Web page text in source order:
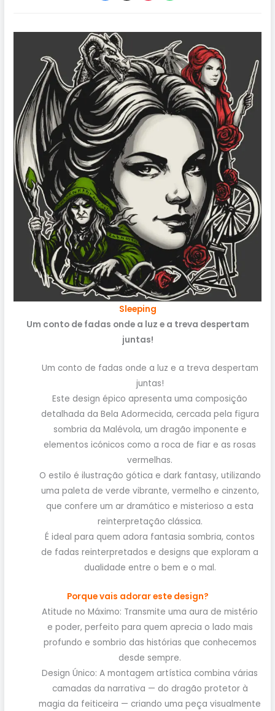
Sleeping
Um conto de fadas onde a luz e a treva despertam
juntas!
Um conto de fadas onde a luz e a treva despertam
juntas!
Este design épico apresenta uma composição
detalhada da Bela Adormecida, cercada pela figura
sombria da Malévola, um dragão imponente e
elementos icónicos como a roca de fiar e as rosas
vermelhas.
O estilo é ilustração gótica e dark fantasy, utilizando
uma paleta de verde vibrante, vermelho e cinzento,
que confere um ar dramático e misterioso a esta
reinterpretação clássica.
É ideal para quem adora fantasia sombria, contos
de fadas reinterpretados e designs que exploram a
dualidade entre o bem e o mal.
Porque vais adorar este design?
Atitude no Máximo: Transmite uma aura de mistério
e poder, perfeito para quem aprecia o lado mais
profundo e sombrio das histórias que conhecemos
desde sempre.
Design Único: A montagem artística combina várias
camadas da narrativa — do dragão protetor à
magia da feiticeira — criando uma peça visualmente